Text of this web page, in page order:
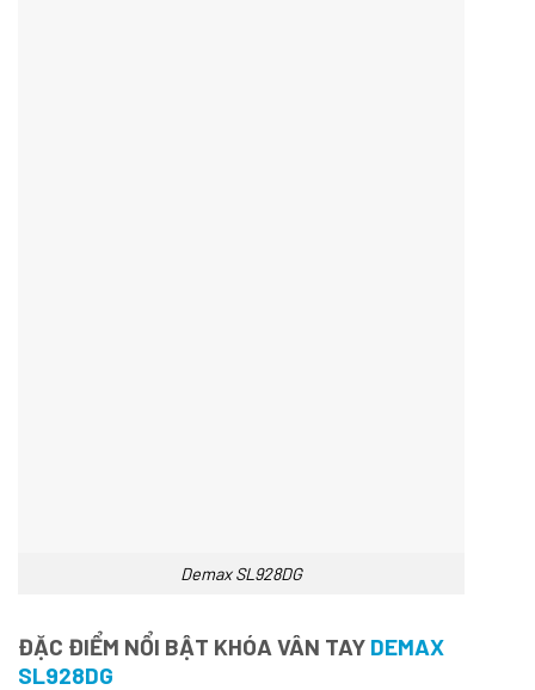
Demax SL928DG
ĐẶC ĐIỂM NỔI BẬT KHÓA VÂN TAY DEMAX
SL928DG